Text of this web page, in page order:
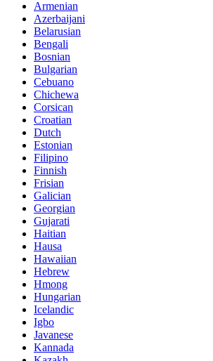
Armenian
Azerbaijani
Belarusian
Bengali
Bosnian
Bulgarian
Cebuano
Chichewa
Corsican
Croatian
Dutch
Estonian
Filipino
Finnish
Frisian
Galician
Georgian
Gujarati
Haitian
Hausa
Hawaiian
Hebrew
Hmong
Hungarian
Icelandic
Igbo
Javanese
Kannada